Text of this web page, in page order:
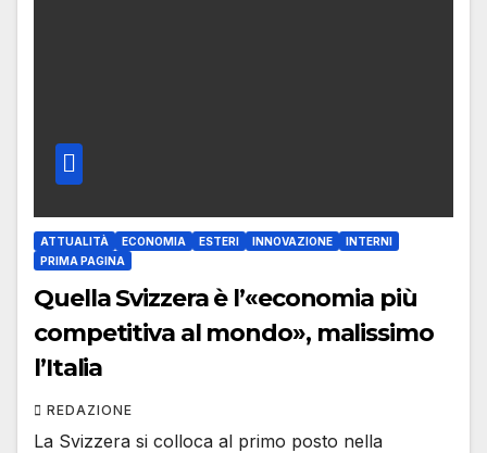
ATTUALITÀ ECONOMIA ESTERI INNOVAZIONE
INTERNI
PRIMA PAGINA
Quella Svizzera è l’«economia più
competitiva al mondo», malissimo
l’Italia
REDAZIONE
La Svizzera si colloca al primo posto nella